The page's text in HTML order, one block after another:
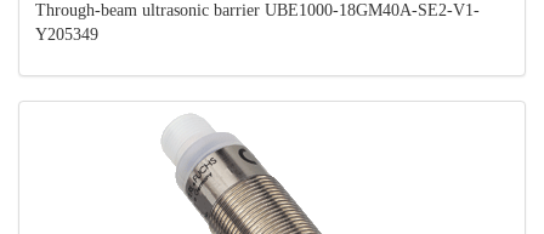
Through-beam ultrasonic barrier UBE1000-18GM40A-SE2-V1-
Y205349